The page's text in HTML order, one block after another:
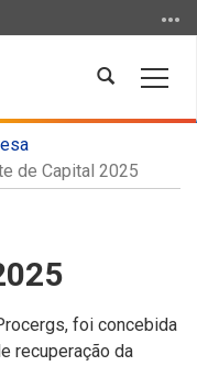
Abrir
busca
de Capital 2025
foi concebida
recuperação da